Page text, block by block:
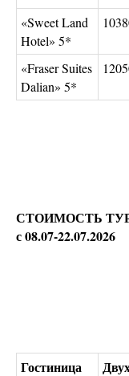
«Sweet Land
Hotel» 5*
«Fraser Suites
Dalian» 5*
СТОИМОСТЬ ТУРА
с 08.07-22.07.2026
Гостиница